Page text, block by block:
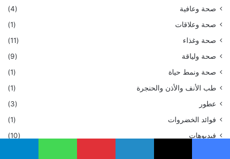
صحة وعافية
(4)
صحة وعلاقات
(1)
صحة وغذاء
(11)
صحة ولياقة
(9)
صحة ونمط حياة
(1)
طب الأنف والأذن والحنجرة
(1)
عطور
(3)
فوائد الخضروات
(1)
فيديوهات
(10)